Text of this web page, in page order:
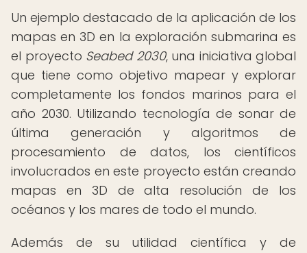
Un ejemplo destacado de la aplicación de los
mapas en 3D en la exploración submarina es
el proyecto Seabed 2030, una iniciativa global
que tiene como objetivo mapear y explorar
completamente los fondos marinos para el
año 2030. Utilizando tecnología de sonar de
última generación y algoritmos de
procesamiento de datos, los científicos
involucrados en este proyecto están creando
mapas en 3D de alta resolución de los
océanos y los mares de todo el mundo.
Además de su utilidad científica y de